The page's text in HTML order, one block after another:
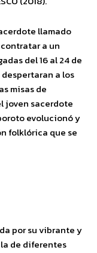
llamado
a un
del 16 al 24 de
a los
misas de
joven sacerdote
evolucionó y
folklórica que se
por su vibrante y
de diferentes